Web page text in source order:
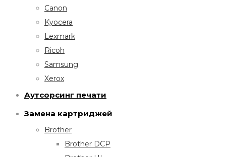
Canon
Kyocera
Lexmark
Ricoh
Samsung
Xerox
Аутсорсинг печати
Замена картриджей
Brother
Brother DCP